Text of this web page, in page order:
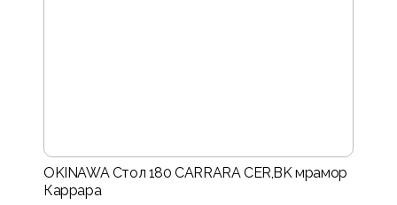
OKINAWA Стол 180 CARRARA CER,BK мрамор
Каррара